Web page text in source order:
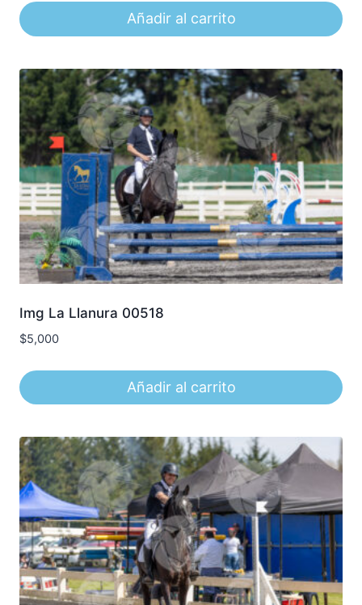
Añadir al carrito
Img La Llanura 00518
$5,000
Añadir al carrito